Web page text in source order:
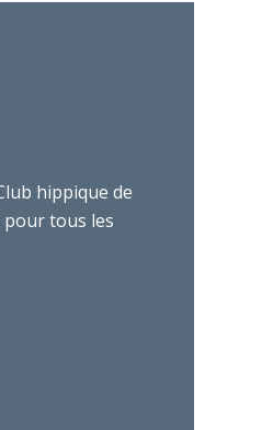
hippique de
pour tous les